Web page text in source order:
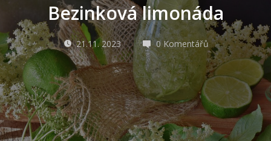
Bezinková limonáda
21.11. 2023 0 Komentářů